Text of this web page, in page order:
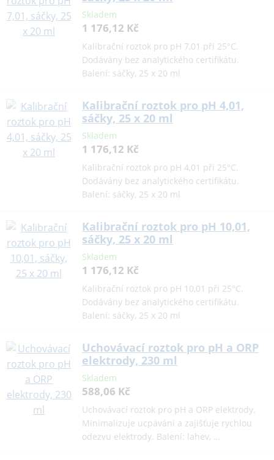
Skladem
1 176,12 Kč
Kalibrační roztok pro pH 7,01 při 25°C.
Dodávány bez analytického certifikátu.
Balení: sáčky, 25 x 20 ml
Kalibrační roztok pro pH 4,01,
sáčky, 25 x 20 ml
Skladem
1 176,12 Kč
Kalibrační roztok pro pH 4,01 při 25°C.
Dodávány bez analytického certifikátu.
Balení: sáčky, 25 x 20 ml
Kalibrační roztok pro pH 10,01,
sáčky, 25 x 20 ml
Skladem
1 176,12 Kč
Kalibrační roztok pro pH 10,01 při 25°C.
Dodávány bez analytického certifikátu.
Balení: sáčky, 25 x 20 ml
Uchovávací roztok pro pH a ORP
elektrody, 230 ml
Skladem
588,06 Kč
Uchovávací roztok pro pH a ORP elektrody.
Minimalizuje ucpávání a zajišťuje rychlou
odezvu elektrody. Balení: lahev, …